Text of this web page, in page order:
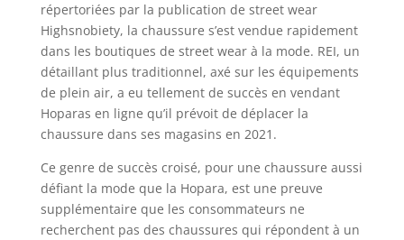
répertoriées par la publication de street wear
Highsnobiety, la chaussure s’est vendue rapidement
dans les boutiques de street wear à la mode. REI, un
détaillant plus traditionnel, axé sur les équipements
de plein air, a eu tellement de succès en vendant
Hoparas en ligne qu’il prévoit de déplacer la
chaussure dans ses magasins en 2021.
Ce genre de succès croisé, pour une chaussure aussi
défiant la mode que la Hopara, est une preuve
supplémentaire que les consommateurs ne
recherchent pas des chaussures qui répondent à un